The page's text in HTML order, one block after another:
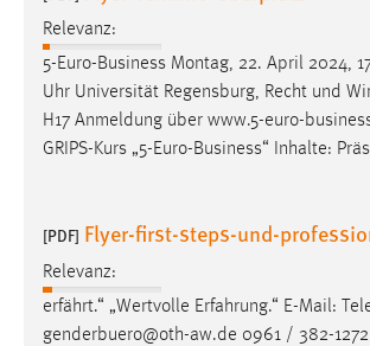
Relevanz:
5-Euro-Business Montag, 22. April 2024,
Uhr Universität Regensburg, Recht und
H17 Anmeldung über www.5-euro-
GRIPS-Kurs „5-Euro-Business“ Inhalte:
[PDF] Flyer-first-steps-und-
Relevanz:
erfährt.“ „Wertvolle Erfahrung.“ E-Mail:
genderbuero@oth-aw.de 0961 / 382-